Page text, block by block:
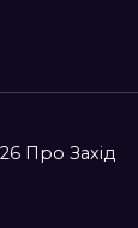
Про Захід